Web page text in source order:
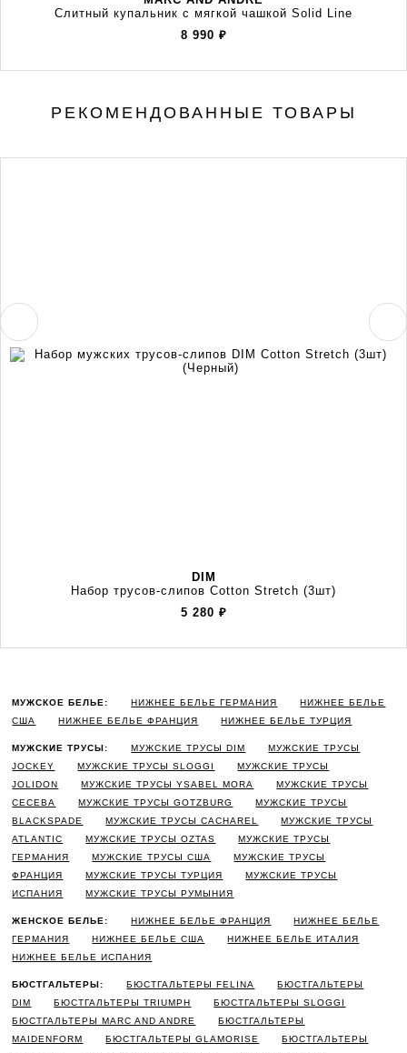
Слитный купальник с мягкой чашкой Solid Line
8 990 ₽
РЕКОМЕНДОВАННЫЕ ТОВАРЫ
DIM
Набор трусов-слипов Cotton Stretch (3шт)
5 280 ₽
МУЖСКОЕ БЕЛЬЕ: НИЖНЕЕ БЕЛЬЕ ГЕРМАНИЯ
НИЖНЕЕ БЕЛЬЕ
США
НИЖНЕЕ БЕЛЬЕ ФРАНЦИЯ НИЖНЕЕ БЕЛЬЕ ТУРЦИЯ
МУЖСКИЕ ТРУСЫ: МУЖСКИЕ ТРУСЫ DIM
МУЖСКИЕ ТРУСЫ
JOCKEY
МУЖСКИЕ ТРУСЫ SLOGGI
МУЖСКИЕ ТРУСЫ
JOLIDON
МУЖСКИЕ ТРУСЫ YSABEL MORA
МУЖСКИЕ ТРУСЫ
CECEBA
МУЖСКИЕ ТРУСЫ GOTZBURG
МУЖСКИЕ ТРУСЫ
BLACKSPADE
МУЖСКИЕ ТРУСЫ CACHAREL
МУЖСКИЕ ТРУСЫ
ATLANTIC
МУЖСКИЕ ТРУСЫ OZTAS
МУЖСКИЕ ТРУСЫ
ГЕРМАНИЯ
МУЖСКИЕ ТРУСЫ США
МУЖСКИЕ ТРУСЫ
ФРАНЦИЯ
МУЖСКИЕ ТРУСЫ ТУРЦИЯ
МУЖСКИЕ ТРУСЫ
ИСПАНИЯ
МУЖСКИЕ ТРУСЫ РУМЫНИЯ
ЖЕНСКОЕ БЕЛЬЕ: НИЖНЕЕ БЕЛЬЕ ФРАНЦИЯ
НИЖНЕЕ БЕЛЬЕ
ГЕРМАНИЯ
НИЖНЕЕ БЕЛЬЕ США
НИЖНЕЕ БЕЛЬЕ ИТАЛИЯ
НИЖНЕЕ БЕЛЬЕ ИСПАНИЯ
БЮСТГАЛЬТЕРЫ: БЮСТГАЛЬТЕРЫ FELINA
БЮСТГАЛЬТЕРЫ
DIM
БЮСТГАЛЬТЕРЫ TRIUMPH
БЮСТГАЛЬТЕРЫ SLOGGI
БЮСТГАЛЬТЕРЫ MARC AND ANDRE
БЮСТГАЛЬТЕРЫ
MAIDENFORM
БЮСТГАЛЬТЕРЫ GLAMORISE
БЮСТГАЛЬТЕРЫ